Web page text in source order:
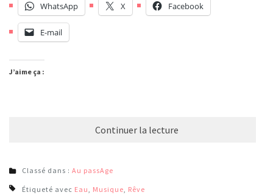
WhatsApp X Facebook
E-mail
J’aime ça :
Continuer la lecture
Classé dans : Au passAge
Étiqueté avec Eau, Musique, Rêve